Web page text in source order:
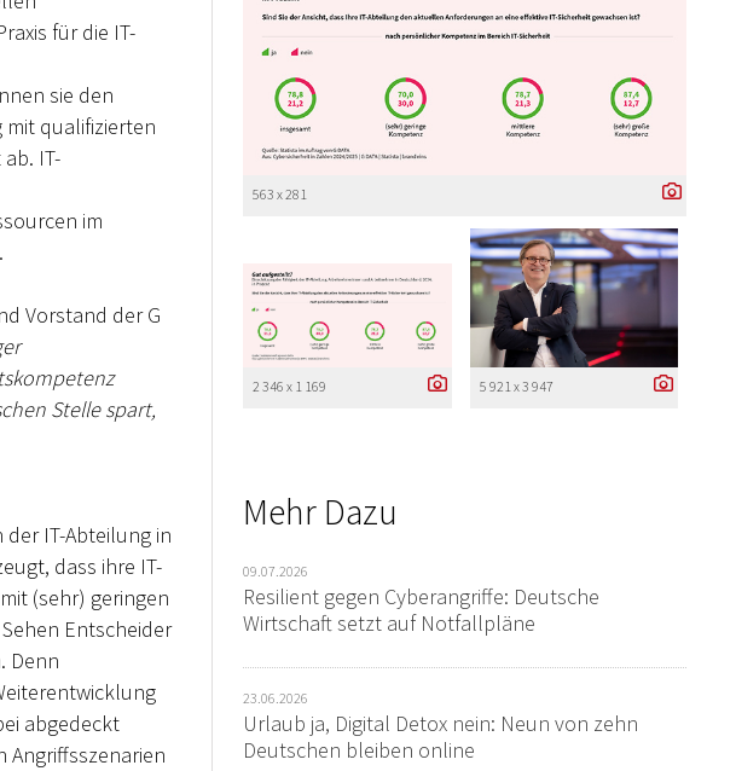
für die IT-
sie den
mit qualifizierten
IT-
im
Vorstand der G
Stelle spart,
IT-Abteilung in
dass ihre IT-
(sehr) geringen
Entscheider
Denn
abgedeckt
563 x 281
2 346 x 1 169 5 921 x 3 947
Mehr Dazu
09.07.2026
Resilient gegen Cyberangriffe: Deutsche
Wirtschaft setzt auf Notfallpläne
23.06.2026
Urlaub ja, Digital Detox nein: Neun von zehn
Deutschen bleiben online